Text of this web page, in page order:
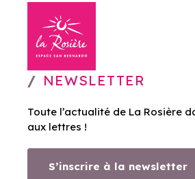
NEWSLETTER
Toute l’actualité de La Rosière
aux lettres !
S’inscrire à la newsletter